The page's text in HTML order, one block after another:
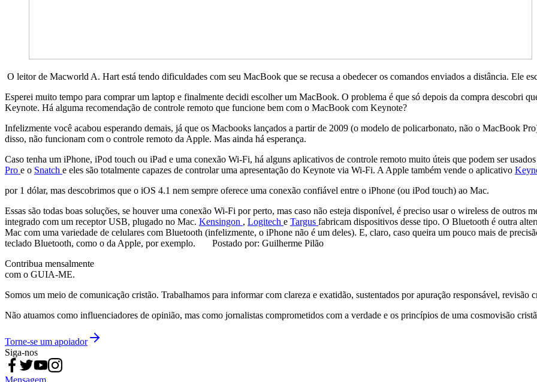
O leitor de Macworld A. Hart está tendo dificuldades com seu MacBook que se recusa a obedecer os comandos enviados a distância. Ele
Esperei muito tempo para comprar um laptop e finalmente decidi escolher um MacBook. O problema é que só depois da compra descobri
Keynote. Há alguma recomendação de controle remoto que funcione bem com o MacBook com Keynote?
Infelizmente você acabou esperando demais, já que os Macbooks lançados a partir de 2009 (o modelo de policarbonato, não o MacBook
disso, não funcionam com o controle remoto da Apple. Mas ainda há esperança.
Caso tenha um iPhone, iPod touch ou iPad e uma conexão Wi-Fi, há alguns aplicativos de controle remoto muito úteis que podem ser
Pro e o Snatch e eles são totalmente capazes de controlar uma apresentação do Keynote via Wi-Fi. A Apple também vende o aplicativo
por 1 dólar, mas descobrimos que o iOS 4.1 nem sempre oferece uma conexão confiável entre o iPhone (ou iPod touch) ao Mac.
Essas são todas boas soluções, se houver uma conexão Wi-Fi por perto, mas caso não esteja disponível, é preciso usar o wireless de outros
integrado com um receptor USB, plugado no Mac. Kensingon , Logitech e Targus fabricam dispositivos desse tipo. O Bluetooth é outra
Mac com uma variedade de celulares com Bluetooth (infelizmente, o iPhone não é um deles). E, claro, caso queira um pouco mais de
teclado Bluetooth, como o da Apple, por exemplo. Postado por: Guilherme Pilão
Contribua mensalmente
com o GUIA-ME.
Somos um meio de comunicação cristão. Trabalhamos para informar com clareza e exatidão, sustentados por apuração responsável, revisão
Não atuamos como influenciadores de opinião, mas como jornalistas comprometidos com a verdade e os princípios de uma cosmovisão
Torne-se um apoiador
Siga-nos
Mensagem